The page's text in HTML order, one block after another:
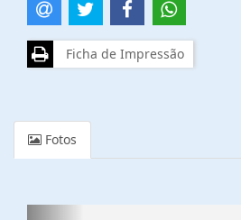
Ficha de Impressão
Fotos